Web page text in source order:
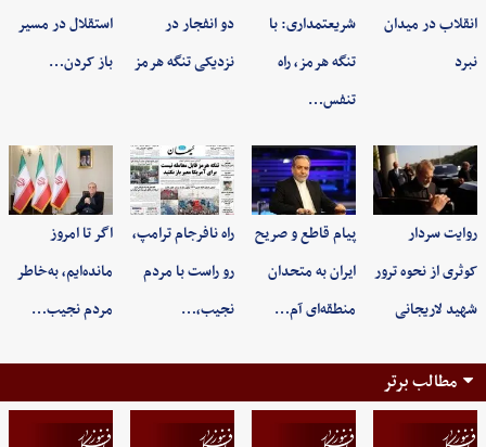
انقلاب در میدان
نبرد
شریعتمداری: با
تنگه هرمز، راه
تنفس…
دو انفجار در
نزدیکی تنگه هرمز
استقلال در مسیر
باز کردن…
روایت سردار
کوثری از نحوه ترور
شهید لاریجانی
پیام قاطع و صریح
ایران به متحدان
منطقه‌ای آم…
راه نافرجام ترامپ،
رو راست با مردم
نجیب،…
اگر تا امروز
مانده‌ایم، به‌خاطر
مردم نجیب…
مطالب برتر